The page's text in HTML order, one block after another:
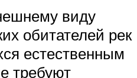
виду
обитателей рек
естественным
требуют